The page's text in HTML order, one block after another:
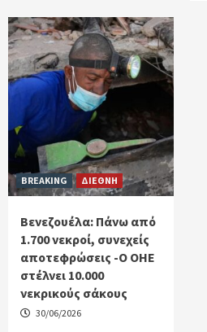
BREAKING ΔΙΕΘΝΗ
Βενεζουέλα: Πάνω από
1.700 νεκροί, συνεχείς
αποτεφρώσεις -Ο ΟΗΕ
στέλνει 10.000
νεκρικούς σάκους
30/06/2026